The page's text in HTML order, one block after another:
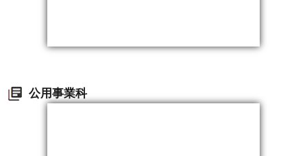
公用事業科